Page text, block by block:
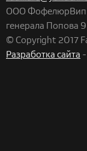
ООО ФофелюрВип
генерала Попова 9
© Copyright 2017
Разработка сайта -